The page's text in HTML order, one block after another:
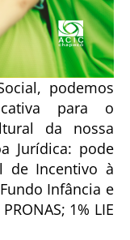
podemos
para o
da nossa
Jurídica: pode
de Incentivo à
Infância e
1% LIE